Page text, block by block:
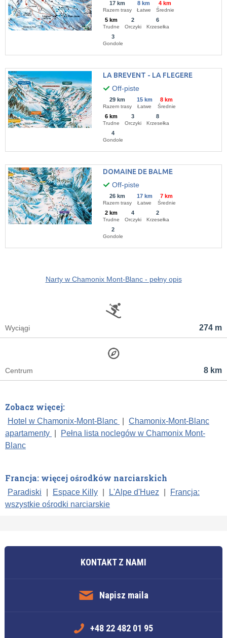
17 km
Razem trasy
8 km
Łatwe
4 km
Średnie
5 km
Trudne
2
Orczyki
6
Krzesełka
3
Gondole
LA BREVENT - LA FLEGERE
Off-piste
29 km
Razem trasy
15 km
Łatwe
8 km
Średnie
6 km
Trudne
3
Orczyki
8
Krzesełka
4
Gondole
DOMAINE DE BALME
Off-piste
26 km
Razem trasy
17 km
Łatwe
7 km
Średnie
2 km
Trudne
4
Orczyki
2
Krzesełka
2
Gondole
Narty w Chamonix Mont-Blanc - pełny opis
274 m
Wyciągi
8 km
Centrum
Zobacz więcej:
Hotel w Chamonix-Mont-Blanc
Chamonix-Mont-Blanc
apartamenty
Pełna lista noclegów w Chamonix Mont-
Blanc
Francja: więcej ośrodków narciarskich
Paradiski Espace Killy L'Alpe d'Huez
Francja:
wszystkie ośrodki narciarskie
KONTAKT Z NAMI
Napisz maila
+48 22 482 01 95